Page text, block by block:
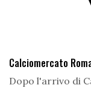
Calciomercato
Dopo l'arrivo di